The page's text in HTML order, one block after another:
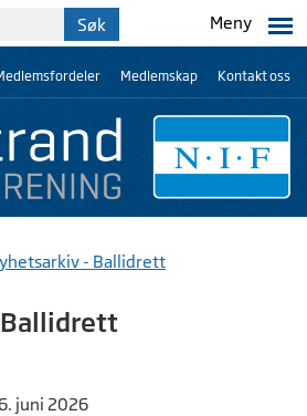
Meny
Medlemskap Kontakt oss
- Ballidrett
juni 2026